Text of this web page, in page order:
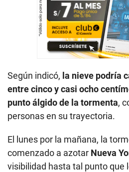
Según indicó, la nieve podría
entre cinco y casi ocho
punto álgido de la tormenta,
personas en su trayectoria.
El lunes por la mañana, la
comenzado a azotar Nueva
visibilidad hasta tal punto que